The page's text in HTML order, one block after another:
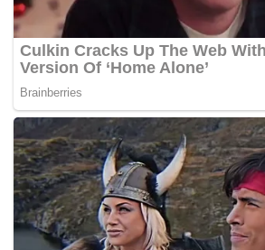
pada PRN.
Suruhanjaya Pilihan Raya (SPR)
26 Februari sebagai tarikh penamaan
manakala 12 Mac adalah tarikh
-Berita Harian
Tags: Calon PN PRN Johor